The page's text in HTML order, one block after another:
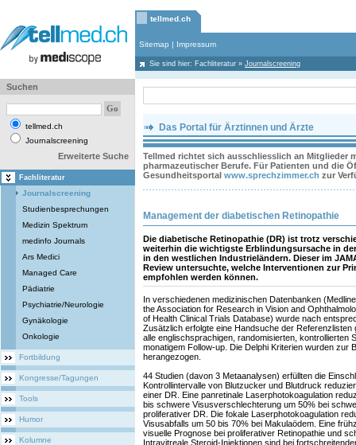
tellmed.ch
Sitemap | Impressum
Sie sind hier: Fachliteratur » Journalscreening
Suchen
tellmed.ch
Journalscreening
Erweiterte Suche
Fachliteratur
Journalscreening
Studienbesprechungen
Medizin Spektrum
medinfo Journals
Ars Medici
Managed Care
Pädiatrie
Psychiatrie/Neurologie
Gynäkologie
Onkologie
Fortbildung
Kongresse/Tagungen
Tools
Humor
Kolumne
Das Portal für Ärztinnen und Ärzte
Tellmed richtet sich ausschliesslich an Mitglieder
pharmazeutischer Berufe. Für Patienten und die
Gesundheitsportal www.sprechzimmer.ch zur
Management der diabetischen Retinopathie
Die diabetische Retinopathie (DR) ist trotz
weiterhin die wichtigste Erblindungsursache in
in den westlichen Industrieländern. Dieser im
Review untersuchte, welche Interventionen zur
empfohlen werden können.
In verschiedenen medizinischen Datenbanken
the Association for Research in Vision and
of Health Clinical Trials Database) wurde nach
Zusätzlich erfolgte eine Handsuche der
alle englischsprachigen, randomisierten, kontrollierten
monatigem Follow-up. Die Delphi Kriterien wurden zur
herangezogen.
44 Studien (davon 3 Metaanalysen) erfüllten die
Kontrollintervalle von Blutzucker und Blutdruck
einer DR. Eine panretinale Laserphotokoagulation
bis schwere Visusverschlechterung um 50% bei
proliferativer DR. Die fokale Laserphotokoagulation
Visusabfalls um 50 bis 70% bei Makulaödem. Eine
visuelle Prognose bei proliferativer Retinopathie und
Intravitreale Steroid-Injektionen sind bei